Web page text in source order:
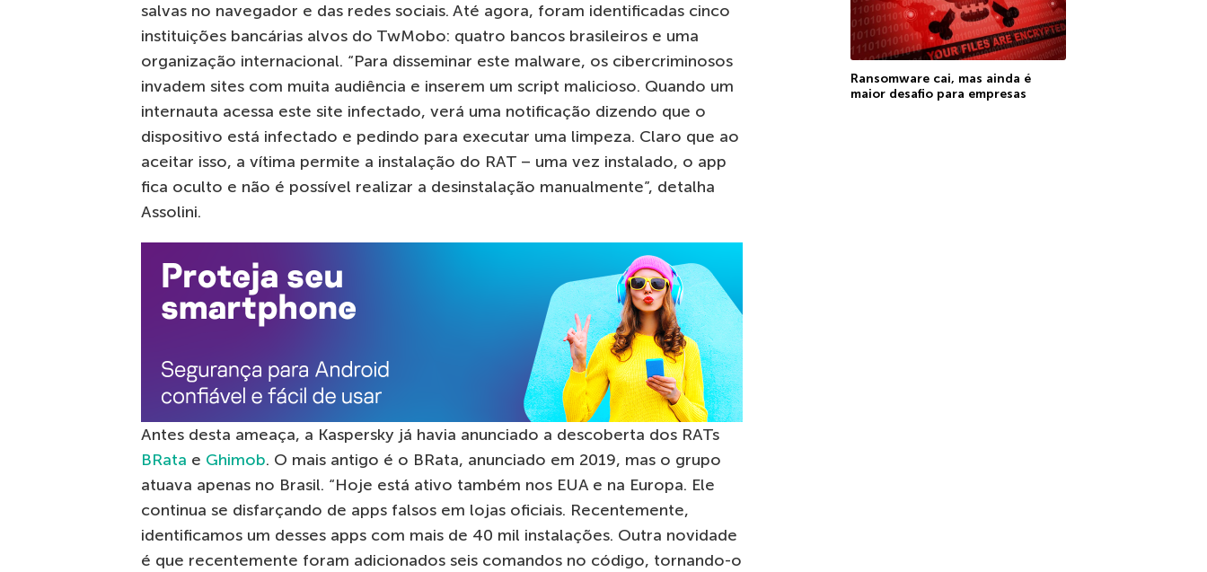
salvas no navegador e das redes sociais. Até agora, foram identificadas cinco
instituições bancárias alvos do TwMobo: quatro bancos brasileiros e uma
organização internacional. “Para disseminar este malware, os cibercriminosos
invadem sites com muita audiência e inserem um script malicioso. Quando um
internauta acessa este site infectado, verá uma notificação dizendo que o
dispositivo está infectado e pedindo para executar uma limpeza. Claro que ao
aceitar isso, a vítima permite a instalação do RAT – uma vez instalado, o app
fica oculto e não é possível realizar a desinstalação manualmente”, detalha
Assolini.
Antes desta ameaça, a Kaspersky já havia anunciado a descoberta dos RATs
BRata e Ghimob. O mais antigo é o BRata, anunciado em 2019, mas o grupo
atuava apenas no Brasil. “Hoje está ativo também nos EUA e na Europa. Ele
continua se disfarçando de apps falsos em lojas oficiais. Recentemente,
identificamos um desses apps com mais de 40 mil instalações. Outra novidade
é que recentemente foram adicionados seis comandos no código, tornando-o
Ransomware cai, mas ainda é
maior desafio para empresas